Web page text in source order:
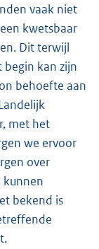
vaak niet
kwetsbaar
Dit terwijl
begin kan zijn
behoefte aan
met het
we ervoor
over
kunnen
bekend is